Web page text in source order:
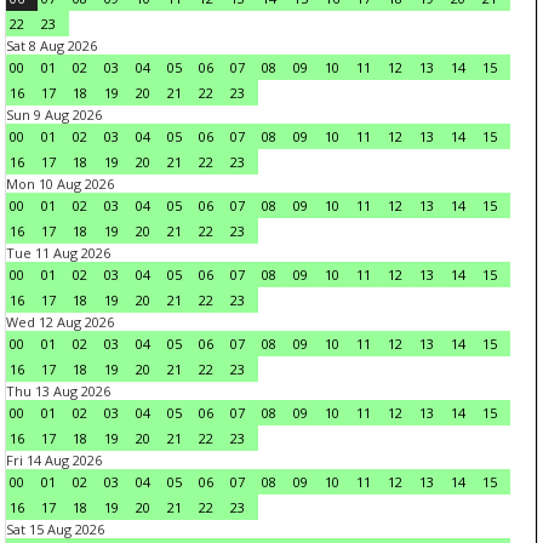
22
23
Sat 8 Aug 2026
00
01 02 03 04 05 06 07 08 09 10 11 12 13 14
15
16
17 18 19 20 21 22
23
Sun 9 Aug 2026
00
01 02 03 04 05 06 07 08 09 10 11 12 13 14
15
16
17 18 19 20 21 22
23
Mon 10 Aug 2026
00
01 02 03 04 05 06 07 08 09 10 11 12 13 14
15
16
17 18 19 20 21 22
23
Tue 11 Aug 2026
00
01 02 03 04 05 06 07 08 09 10 11 12 13 14
15
16
17 18 19 20 21 22
23
Wed 12 Aug 2026
00
01 02 03 04 05 06 07 08 09 10 11 12 13 14
15
16
17 18 19 20 21 22
23
Thu 13 Aug 2026
00
01 02 03 04 05 06 07 08 09 10 11 12 13 14
15
16
17 18 19 20 21 22
23
Fri 14 Aug 2026
00
01 02 03 04 05 06 07 08 09 10 11 12 13 14
15
16
17 18 19 20 21 22
23
Sat 15 Aug 2026